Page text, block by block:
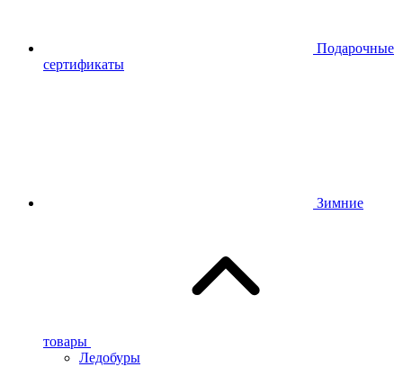
Подарочные
сертификаты
Зимние
товары
Ледобуры